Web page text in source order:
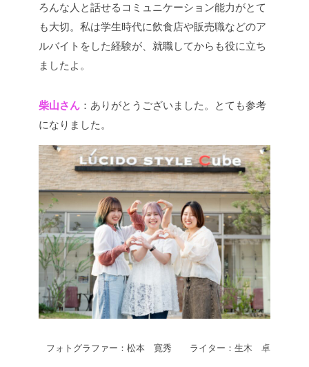
ろんな人と話せるコミュニケーション能力がとて
も大切。私は学生時代に飲食店や販売職などのア
ルバイトをした経験が、就職してからも役に立ち
ましたよ。
柴山さん ：ありがとうございました。とても参考
になりました。
フォトグラファー：松本 寛秀 ライター：生木 卓